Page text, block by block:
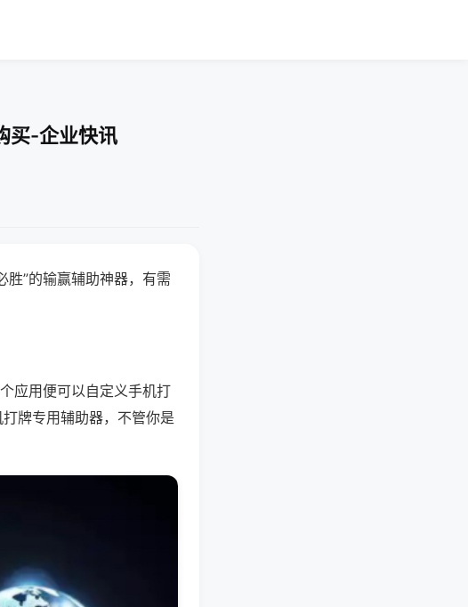
买-企业快讯
胜”的输赢辅助神器，有需
应用便可以自定义手机打
牌专用辅助器，不管你是